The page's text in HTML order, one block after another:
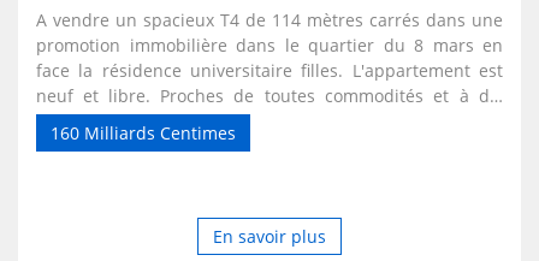
A vendre un spacieux T4 de 114 mètres carrés dans une
promotion immobilière dans le quartier du 8 mars en
face la résidence universitaire filles. L'appartement est
neuf et libre. Proches de toutes commodités et à dix
minutes des plages en voiture. Livret foncier et acte de
propriété disponible. Le prix est un milliard six cent
160 Milliards Centimes
En savoir plus